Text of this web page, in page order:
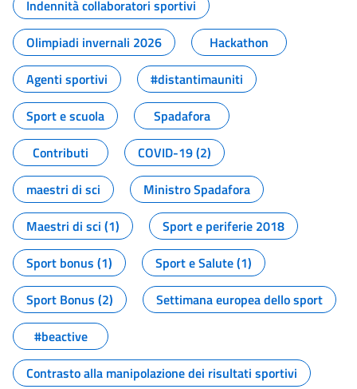
Indennità collaboratori sportivi
Olimpiadi invernali 2026
Hackathon
Agenti sportivi
#distantimauniti
Sport e scuola
Spadafora
Contributi
COVID-19 (2)
maestri di sci
Ministro Spadafora
Maestri di sci (1)
Sport e periferie 2018
Sport bonus (1)
Sport e Salute (1)
Sport Bonus (2)
Settimana europea dello sport
#beactive
Contrasto alla manipolazione dei risultati sportivi